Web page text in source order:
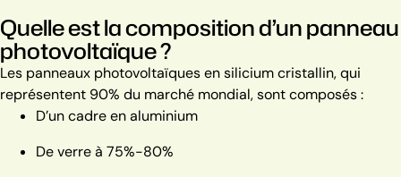
Quelle est la composition d’un panneau
photovoltaïque ?
Les panneaux photovoltaïques en silicium cristallin, qui
représentent 90% du marché mondial, sont composés :
D’un cadre en aluminium
De verre à 75%-80%